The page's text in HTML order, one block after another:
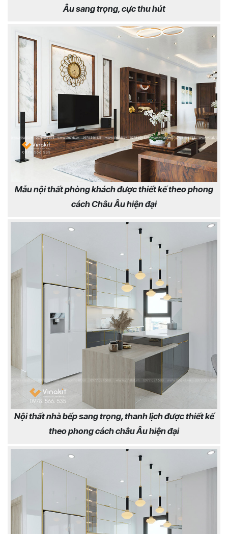
Âu sang trọng, cực thu hút
Mẫu nội thất phòng khách được thiết kế theo phong
cách Châu Âu hiện đại
Nội thất nhà bếp sang trọng, thanh lịch được thiết kế
theo phong cách châu Âu hiện đại